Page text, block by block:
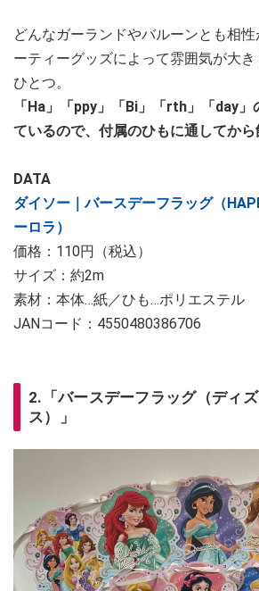
どんなガーランドやバルーンとも相
ーティーグッズによって雰囲気が大
ひとつ。
「Ha」「ppy」「Bi」「rth」「day
ているので、付属のひもに通してから
DATA
ダイソー｜バースデーフラッグ（
ーロラ）
価格：110円（税込）
サイズ：約2m
素材：本体…紙／ひも…ポリエステル
JANコード：4550480386706
2.「バースデーフラッグ（ディ
ス）」